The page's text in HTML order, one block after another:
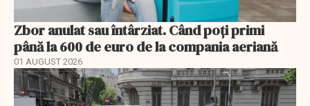
Zbor anulat sau întârziat. Când poți primi
până la 600 de euro de la compania aeriană
01 AUGUST 2026